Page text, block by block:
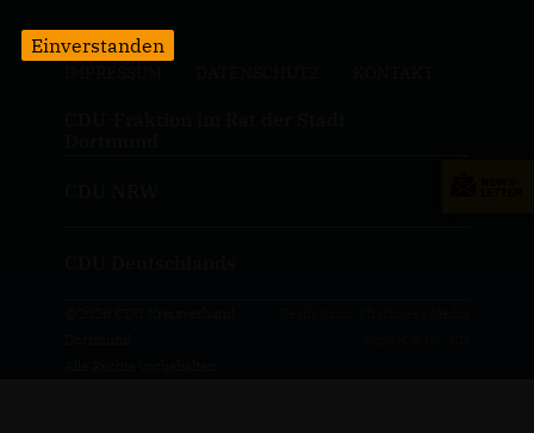
Einverstanden